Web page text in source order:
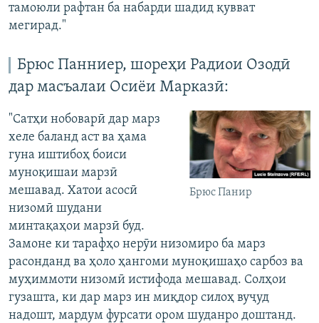
тамоюли рафтан ба набарди шадид қувват
мегирад."
Брюс Панниер, шореҳи Радиои Озодӣ
дар масъалаи Осиёи Марказӣ:
Брюс Панир
"Сатҳи нобоварӣ дар марз
хеле баланд аст ва ҳама
гуна иштибоҳ боиси
муноқишаи марзӣ
мешавад. Хатои асосӣ
низомӣ шудани
минтақаҳои марзӣ буд.
Замоне ки тарафҳо нерӯи низомиро ба марз
расонданд ва ҳоло ҳангоми муноқишаҳо сарбоз ва
муҳиммоти низомӣ истифода мешавад. Солҳои
гузашта, ки дар марз ин миқдор силоҳ вуҷуд
надошт, мардум фурсати ором шуданро доштанд.